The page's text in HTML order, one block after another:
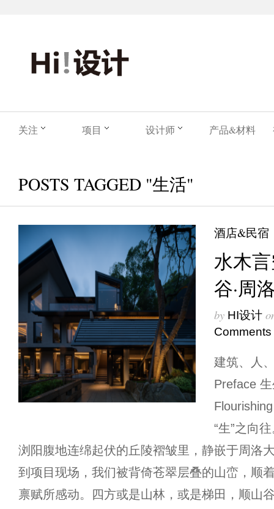
关注 项目 设计师 产品&材料
POSTS TAGGED "生活"
酒店&民宿
水木
谷·周
by HI设计
Comments
建筑、人
Preface​
“生”之向
浏阳腹地连绵起伏的丘陵褶皱里，静嵌于周洛
到项目现场，我们被背倚苍翠层叠的山峦，顺
禀赋所感动。四方或是山林，或是梯田，顺山